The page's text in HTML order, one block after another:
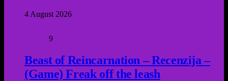
4 August 2026
9
Beast of Reincarnation – Recenzija –
(Game) Freak off the leash